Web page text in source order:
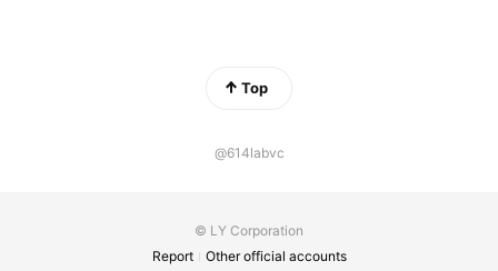
Top
@614labvc
© LY Corporation
Report
Other official accounts